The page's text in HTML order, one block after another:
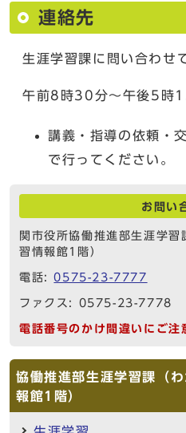
連絡先
生涯学習課に問い合わせ
午前8時30分～午後5時
講義・指導の依頼・
で行ってください。
お問い
関市役所協働推進部生涯学
習情報館1階）
電話:0575-23-7777
ファクス: 0575-23-7778
電話番号のかけ間違いにご注
協働推進部生涯学習課（
報館1階）